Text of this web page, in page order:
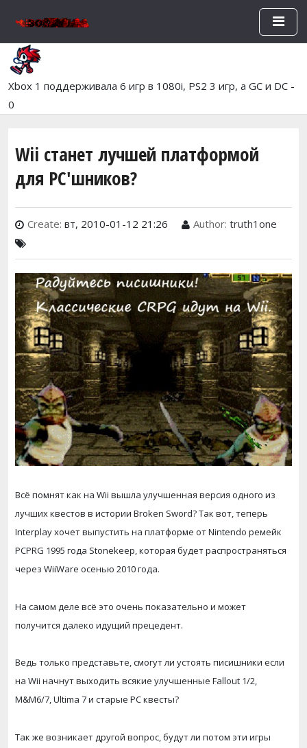
Перейти к основному
Xbox 1 поддерживала 6 игр в 1080i, PS2 3 игр, а GC и DC -
0
Wii станет лучшей платформой
для PC'шников?
Create: вт, 2010-01-12 21:26 Author: truth1one
Всё помнят как на Wii вышла улучшенная версия одного из
лучших квестов в истории Broken Sword? Так вот, теперь
Interplay хочет выпустить на платформе от Nintendo ремейк
PCPRG 1995 года Stonekeep, которая будет распространяться
через WiiWare осенью 2010 года.
На самом деле всё это очень показательно и может
получится далеко идущий прецедент.
Ведь только представьте, смогут ли устоять писишники если
на Wii начнут выходить всякие улучшенные Fallout 1/2,
M&M6/7, Ultima 7 и старые PC квесты?
Так же возникает другой вопрос, будут ли потом эти игры